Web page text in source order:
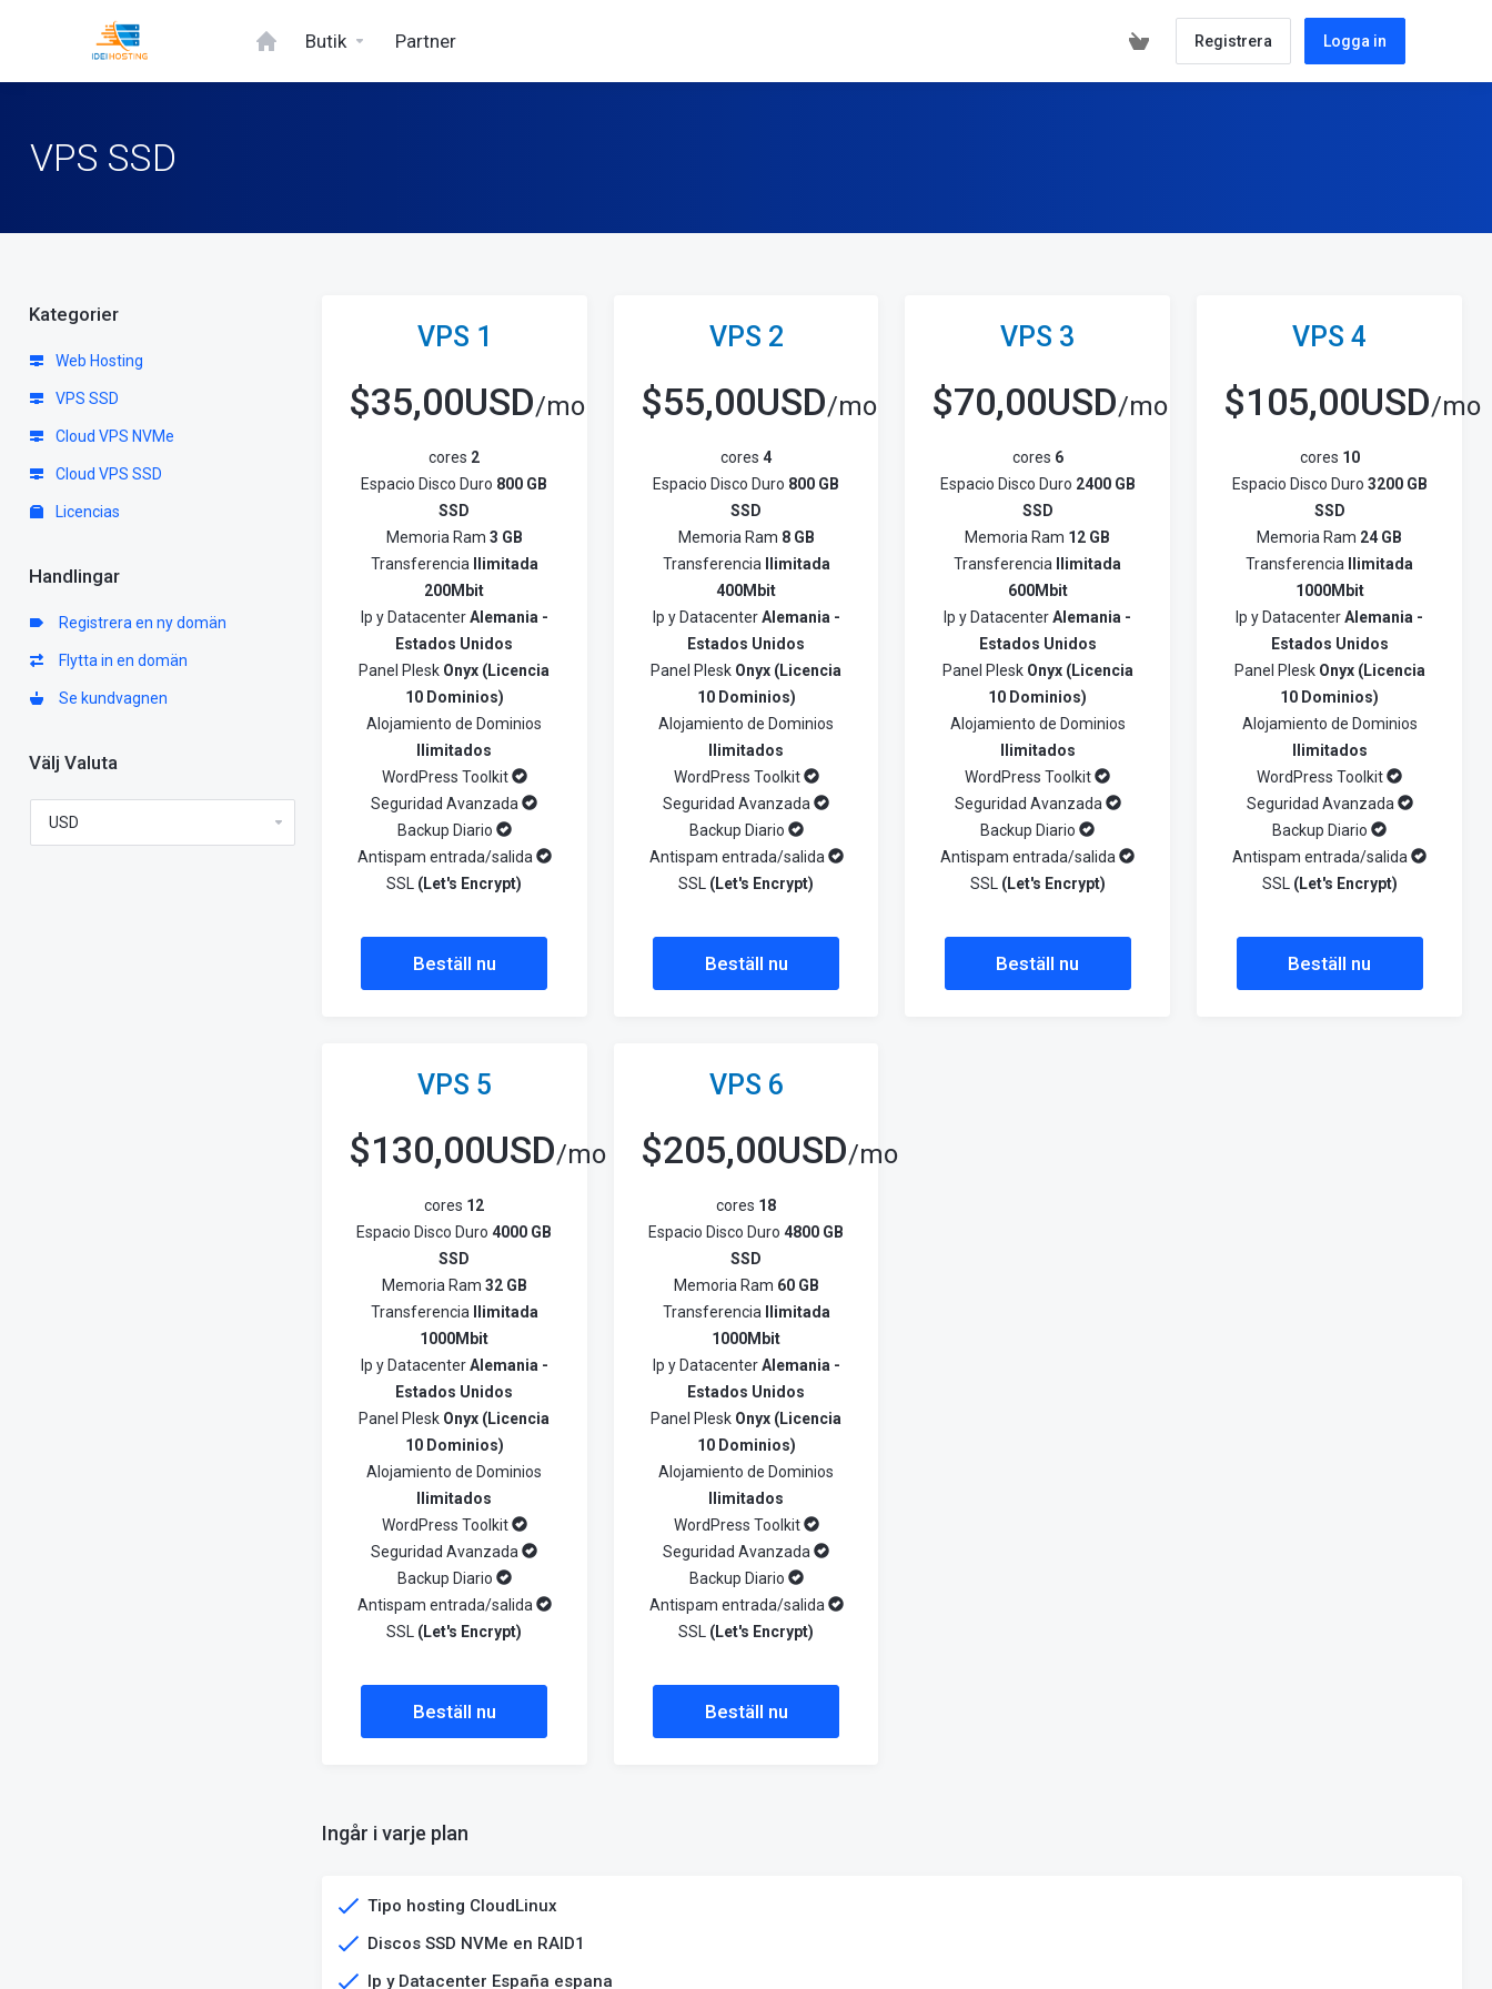
Butik Partner Registrera Logga in
VPS SSD
Kategorier
Web Hosting
VPS SSD
Cloud VPS NVMe
Cloud VPS SSD
Licencias
Handlingar
Registrera en ny domän
Flytta in en domän
Se kundvagnen
Välj Valuta
VPS 1
$35,00USD/mo
cores 2
Espacio Disco Duro 800 GB
SSD
Memoria Ram 3 GB
Transferencia
Ilimitada
200Mbit
Ip y DatacenterAlemania -
Estados Unidos
Panel Plesk Onyx (Licencia
10 Dominios)
Alojamiento de Dominios
Ilimitados
WordPress Toolkit
Seguridad Avanzada
Backup Diario
Antispam entrada/salida
SSL (Let's Encrypt)
Beställ nu
VPS 2
$55,00USD/mo
cores 4
Espacio Disco Duro 800 GB
SSD
Memoria Ram 8 GB
Transferencia
Ilimitada
400Mbit
Ip y DatacenterAlemania -
Estados Unidos
Panel Plesk Onyx (Licencia
10 Dominios)
Alojamiento de Dominios
Ilimitados
WordPress Toolkit
Seguridad Avanzada
Backup Diario
Antispam entrada/salida
SSL (Let's Encrypt)
Beställ nu
VPS 3
$70,00USD/mo
cores 6
Espacio Disco Duro 2400 GB
SSD
Memoria Ram 12 GB
Transferencia
Ilimitada
600Mbit
Ip y DatacenterAlemania -
Estados Unidos
Panel Plesk Onyx (Licencia
10 Dominios)
Alojamiento de Dominios
Ilimitados
WordPress Toolkit
Seguridad Avanzada
Backup Diario
Antispam entrada/salida
SSL (Let's Encrypt)
Beställ nu
VPS 4
$105,00USD/mo
cores 10
Espacio Disco Duro 3200 GB
SSD
Memoria Ram 24 GB
Transferencia
Ilimitada
1000Mbit
Ip y DatacenterAlemania -
Estados Unidos
Panel Plesk Onyx (Licencia
10 Dominios)
Alojamiento de Dominios
Ilimitados
WordPress Toolkit
Seguridad Avanzada
Backup Diario
Antispam entrada/salida
SSL (Let's Encrypt)
Beställ nu
VPS 5
$130,00USD/mo
cores 12
Espacio Disco Duro4000 GB
SSD
Memoria Ram 32 GB
Transferencia
Ilimitada
1000Mbit
Ip y DatacenterAlemania -
Estados Unidos
Panel Plesk Onyx (Licencia
10 Dominios)
Alojamiento de Dominios
Ilimitados
WordPress Toolkit
Seguridad Avanzada
Backup Diario
Antispam entrada/salida
SSL (Let's Encrypt)
Beställ nu
VPS 6
$205,00USD/mo
cores 18
Espacio Disco Duro 4800 GB
SSD
Memoria Ram 60 GB
Transferencia
Ilimitada
1000Mbit
Ip y DatacenterAlemania -
Estados Unidos
Panel Plesk Onyx (Licencia
10 Dominios)
Alojamiento de Dominios
Ilimitados
WordPress Toolkit
Seguridad Avanzada
Backup Diario
Antispam entrada/salida
SSL (Let's Encrypt)
Beställ nu
Ingår i varje plan
Tipo hosting CloudLinux
Discos SSD NVMe en RAID1​
Ip y Datacenter España espana